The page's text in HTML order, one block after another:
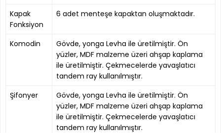
Kapak
Fonksiyon
6 adet menteşe kapaktan oluşmaktadır.
Komodin
Gövde, yonga Levha ile üretilmiştir. Ön
yüzler, MDF malzeme üzeri ahşap kaplama
ile üretilmiştir. Çekmecelerde yavaşlatıcı
tandem ray kullanılmıştır.
Şifonyer
Gövde, yonga Levha ile üretilmiştir. Ön
yüzler, MDF malzeme üzeri ahşap kaplama
ile üretilmiştir. Çekmecelerde yavaşlatıcı
tandem ray kullanılmıştır.